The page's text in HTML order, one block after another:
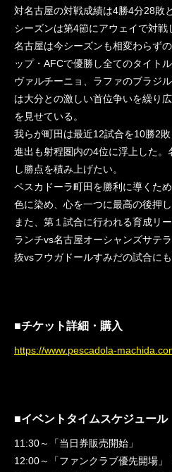
対名古屋の対戦成績は4勝4分28敗
シーズンは第4節にアウェイで対戦
名古屋は今シーズンも相変わらず
ップ・AFCで優勝し全てのタイト
ヴァルチーニョ、ラファのブラジ
は大分との激しい首位争いを繰り
を見せている。
我らが町田は最近12試合を10勝2
進出も射程圏内の4位に浮上した。
し勝点を積み上げたい。
ペスカドーラ町田を勝利に導くた
色に染め、心を一つに最高の後押し
また、第１試合に行われる育成リ
ランチvs名古屋オーシャンズサテ
抜vsフウガドールすみだの試合にも
■チケット詳細・購入
https://www.pescadola-
■イベントタイムスケジュール
11:30～「当日券販売開始」
12:00～「ファンクラブ優先開場」